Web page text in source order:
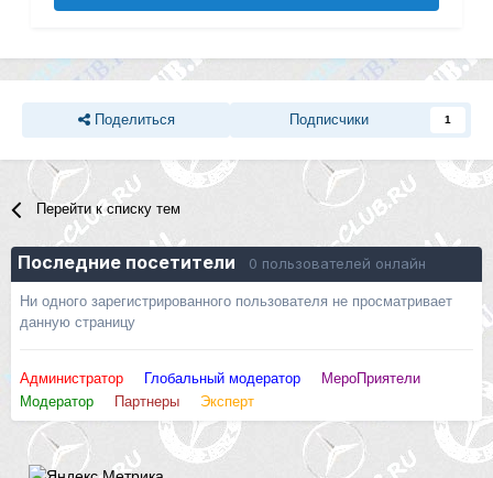
Поделиться Подписчики 1
Перейти к списку тем
Последние посетители 0 пользователей онлайн
Ни одного зарегистрированного пользователя не просматривает
данную страницу
Администратор Глобальный модератор
МероПриятели
Модератор
Партнеры Эксперт